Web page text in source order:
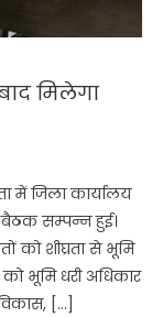
मिलेगा
में जिला कार्यालय
बैठक सम्पन्न हुई।
को शीघ्रता से भूमि
को भूमि धरी अधिकार
[…]